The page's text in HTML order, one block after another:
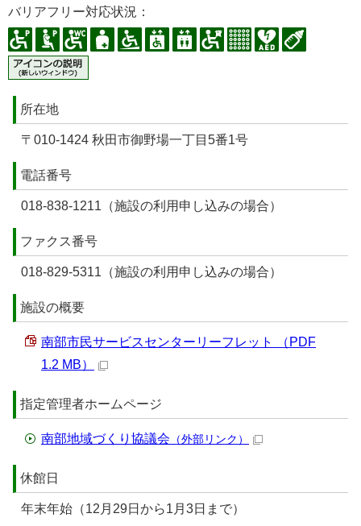
バリアフリー対応状況：
所在地
〒010-1424 秋田市御野場一丁目5番1号
電話番号
018-838-1211（施設の利用申し込みの場合）
ファクス番号
018-829-5311（施設の利用申し込みの場合）
施設の概要
南部市民サービスセンターリーフレット （PDF
1.2 MB）
指定管理者ホームページ
南部地域づくり協議会 （外部リンク）
休館日
年末年始（12月29日から1月3日まで）